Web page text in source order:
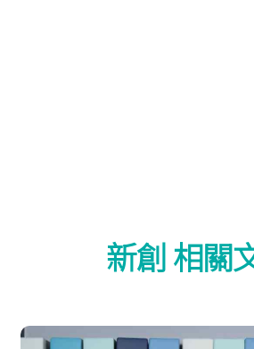
新創 相關